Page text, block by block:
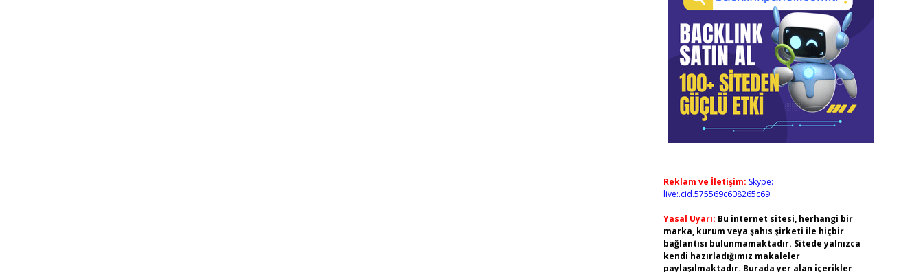
Reklam ve İletişim: Skype:
live:.cid.575569c608265c69
Yasal Uyarı: Bu internet sitesi, herhangi bir
marka, kurum veya şahıs şirketi ile hiçbir
bağlantısı bulunmamaktadır. Sitede yalnızca
kendi hazırladığımız makaleler
paylaşılmaktadır. Burada yer alan içerikler